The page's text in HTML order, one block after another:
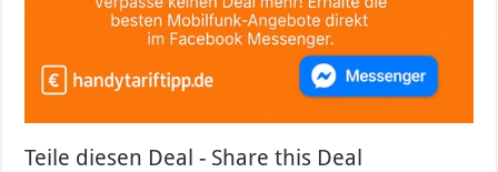
Teile diesen Deal - Share this Deal